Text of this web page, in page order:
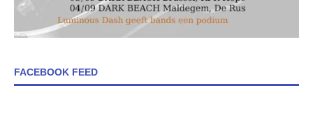
FACEBOOK FEED